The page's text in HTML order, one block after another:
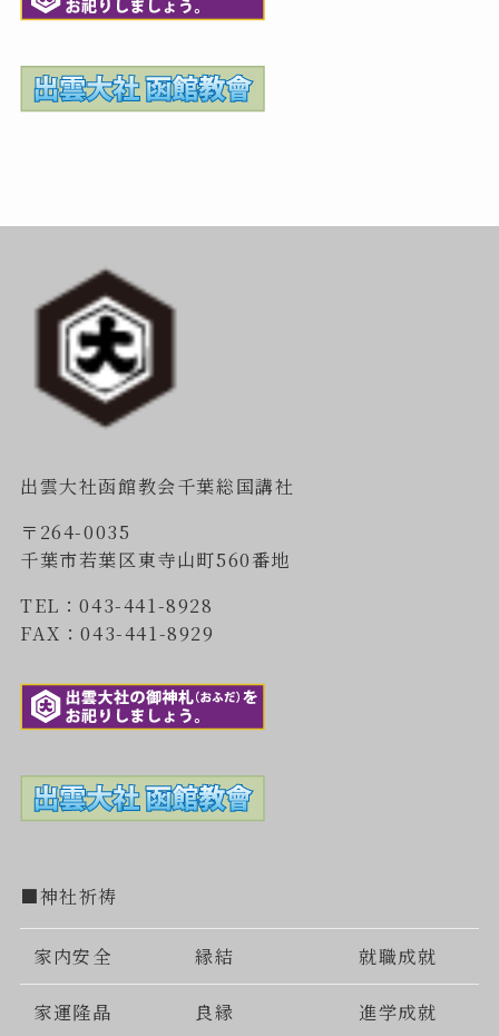
出雲大社函館教会千葉総国講社
〒264-0035
千葉市若葉区東寺山町560番地
TEL：043-441-8928
FAX：043-441-8929
■神社祈祷
家内安全 縁結 就職成就
家運隆晶 良縁 進学成就